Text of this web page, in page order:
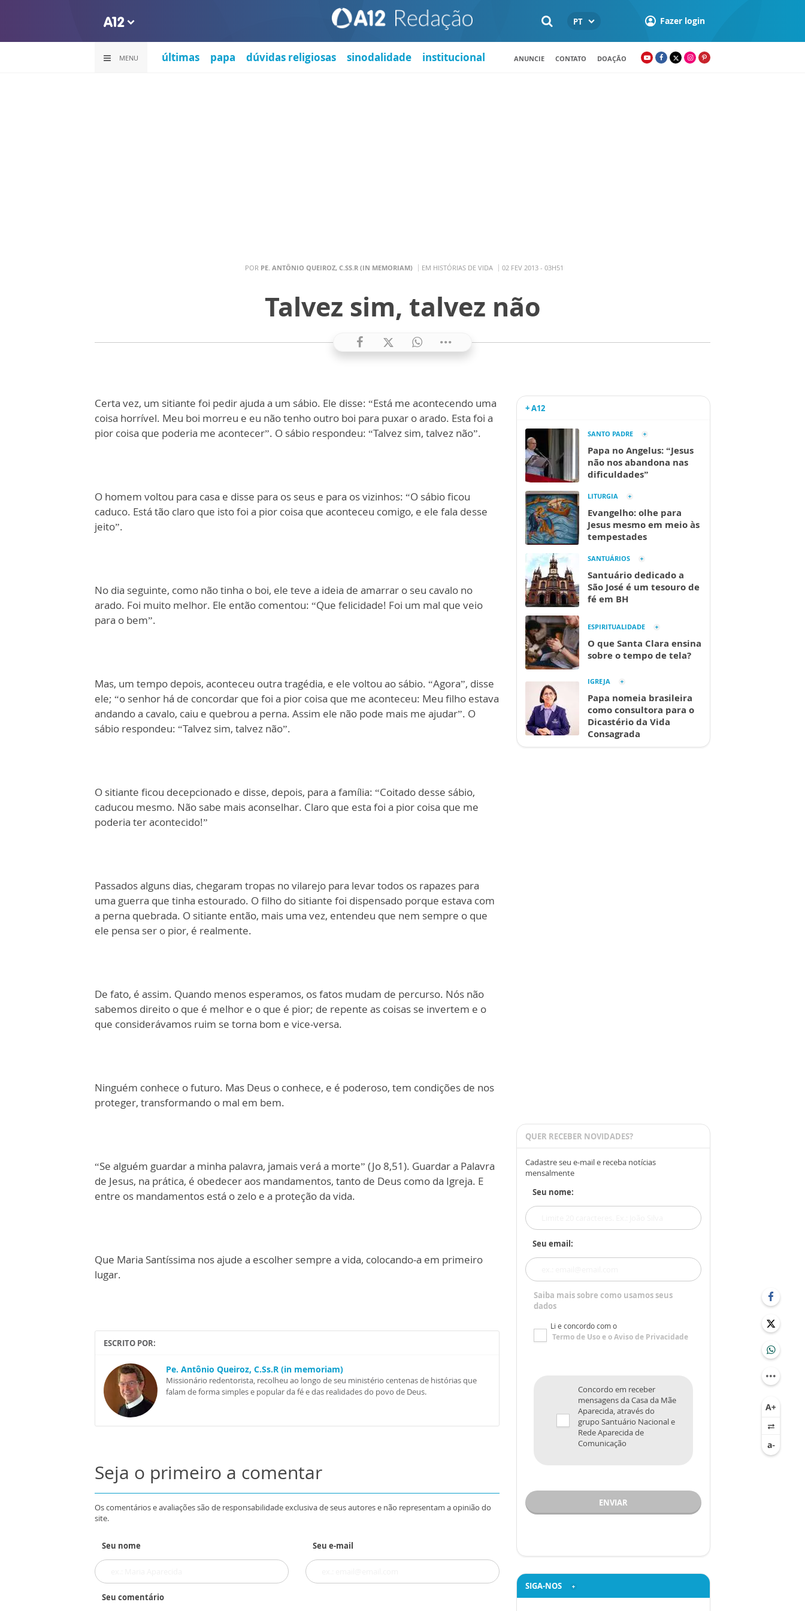
PT Fazer login
MENU últimas papa dúvidas religiosas sinodalidade institucional ANUNCIE CONTATO DOAÇÃO
POR PE. ANTÔNIO QUEIROZ, C.SS.R (IN MEMORIAM) EM HISTÓRIAS DE VIDA 02 FEV 2013 - 03H51
Talvez sim, talvez não
Certa vez, um sitiante foi pedir ajuda a um sábio. Ele disse: “Está me acontecendo uma
coisa horrível. Meu boi morreu e eu não tenho outro boi para puxar o arado. Esta foi a
pior coisa que poderia me acontecer”. O sábio respondeu: “Talvez sim, talvez não”.
O homem voltou para casa e disse para os seus e para os vizinhos: “O sábio ficou
caduco. Está tão claro que isto foi a pior coisa que aconteceu comigo, e ele fala desse
jeito”.
No dia seguinte, como não tinha o boi, ele teve a ideia de amarrar o seu cavalo no
arado. Foi muito melhor. Ele então comentou: “Que felicidade! Foi um mal que veio
para o bem”.
Mas, um tempo depois, aconteceu outra tragédia, e ele voltou ao sábio. “Agora”, disse
ele; “o senhor há de concordar que foi a pior coisa que me aconteceu: Meu filho estava
andando a cavalo, caiu e quebrou a perna. Assim ele não pode mais me ajudar”. O
sábio respondeu: “Talvez sim, talvez não”.
O sitiante ficou decepcionado e disse, depois, para a família: “Coitado desse sábio,
caducou mesmo. Não sabe mais aconselhar. Claro que esta foi a pior coisa que me
poderia ter acontecido!”
Passados alguns dias, chegaram tropas no vilarejo para levar todos os rapazes para
uma guerra que tinha estourado. O filho do sitiante foi dispensado porque estava com
a perna quebrada. O sitiante então, mais uma vez, entendeu que nem sempre o que
ele pensa ser o pior, é realmente.
De fato, é assim. Quando menos esperamos, os fatos mudam de percurso. Nós não
sabemos direito o que é melhor e o que é pior; de repente as coisas se invertem e o
que considerávamos ruim se torna bom e vice-versa.
Ninguém conhece o futuro. Mas Deus o conhece, e é poderoso, tem condições de nos
proteger, transformando o mal em bem.
“Se alguém guardar a minha palavra, jamais verá a morte” (Jo 8,51). Guardar a Palavra
de Jesus, na prática, é obedecer aos mandamentos, tanto de Deus como da Igreja. E
entre os mandamentos está o zelo e a proteção da vida.
Que Maria Santíssima nos ajude a escolher sempre a vida, colocando-a em primeiro
lugar.
ESCRITO POR:
Pe. Antônio Queiroz, C.Ss.R (in memoriam)
Missionário redentorista, recolheu ao longo de seu ministério centenas de histórias que
falam de forma simples e popular da fé e das realidades do povo de Deus.
Seja o primeiro a comentar
Os comentários e avaliações são de responsabilidade exclusiva de seus autores e não representam a opinião do
site.
Seu nome Seu e-mail
Seu comentário
+ A12
SANTO PADRE
Papa no Angelus: “Jesus
não nos abandona nas
dificuldades”
LITURGIA
Evangelho: olhe para
Jesus mesmo em meio às
tempestades
SANTUÁRIOS
Santuário dedicado a
São José é um tesouro de
fé em BH
ESPIRITUALIDADE
O que Santa Clara ensina
sobre o tempo de tela?
IGREJA
Papa nomeia brasileira
como consultora para o
Dicastério da Vida
Consagrada
QUER RECEBER NOVIDADES?
Cadastre seu e-mail e receba notícias
mensalmente
Seu nome:
Seu email:
Saiba mais sobre como usamos seus
dados
Li e concordo com o
Termo de Usoe oAviso de Privacidade
Concordo em receber
mensagens da Casa da Mãe
Aparecida, através do
grupo Santuário Nacional e
Rede Aparecida de
Comunicação
ENVIAR
SIGA-NOS